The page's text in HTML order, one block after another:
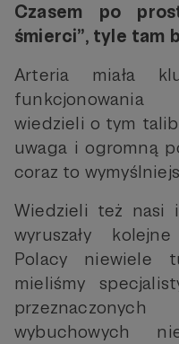
Czasem po
śmierci”, tyle tam
Arteria miała
wiedzieli o tym
uwaga i ogromną
coraz to
Wiedzieli też nasi
wyruszały
Polacy
mieliśmy
wybuchowych